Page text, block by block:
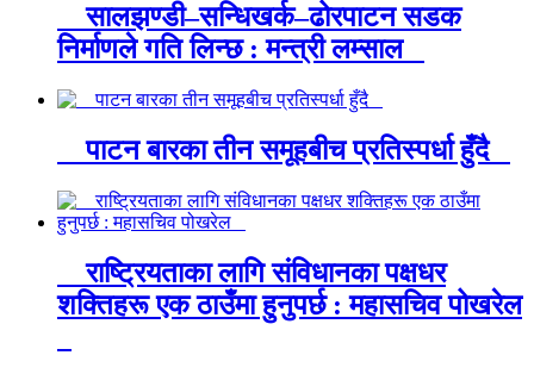
सालझण्डी–सन्धिखर्क–ढोरपाटन सडक
निर्माणले गति लिन्छ : मन्त्री लम्साल
पाटन बारका तीन समूहबीच प्रतिस्पर्धा हुँदै
राष्ट्रियताका लागि संविधानका पक्षधर
शक्तिहरू एक ठाउँमा हुनुपर्छ : महासचिव पोखरेल